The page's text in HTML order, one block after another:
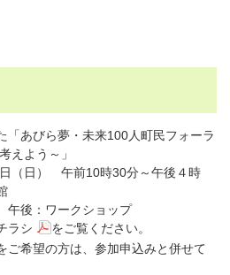
あびら夢・未来100人町民フォーラ
えよう～」
日） 午前10時30分～午後４時
後：ワークショップ
ラシ
をご覧ください。
の方は、参加申込みと併せて